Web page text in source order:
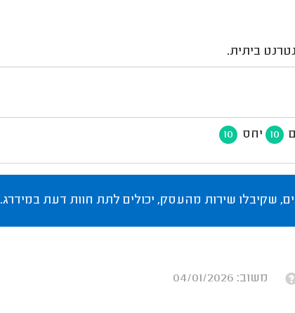
ביתית.
10 יחס 10
שקיבלו שירות מהעסק, יכולים לתת חוות דעת במידרג.
משוב: 04/01/2026